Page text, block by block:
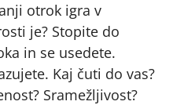
otrok igra v
je? Stopite do
in se usedete.
Kaj čuti do vas?
Sramežljivost?